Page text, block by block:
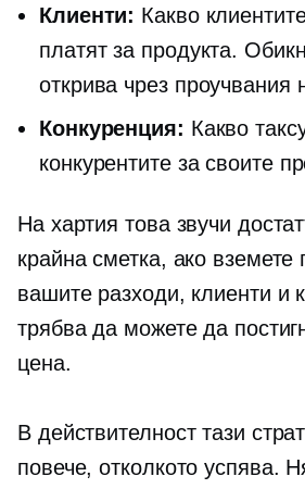
Клиенти: Какво
платят за продукта.
открива чрез проучвания
Конкуренция: Какво
конкурентите за своите
На хартия това звучи
крайна сметка, ако
вашите разходи, клиенти и
трябва да можете да
цена.
В действителност тази
повече, отколкото успява.